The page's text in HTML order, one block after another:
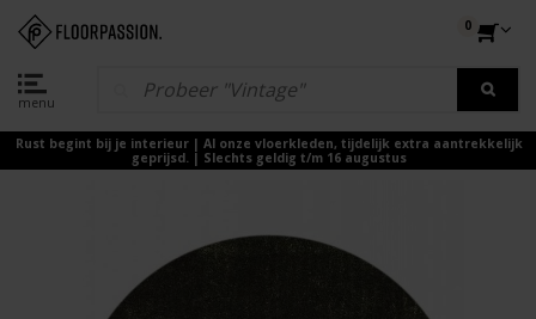
menu
0
Rust begint bij je interieur | Al onze vloerkleden, tijdelijk extra aantrekkelijk
geprijsd. | Slechts geldig t/m 16 augustus